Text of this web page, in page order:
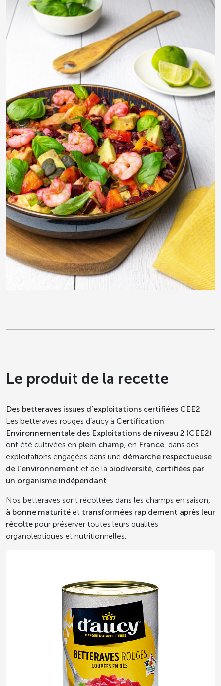
Le produit de la recette
Des betteraves issues d’exploitations certifiées CEE2
Les betteraves rouges d’aucy à Certification
Environnementale des Exploitations de niveau 2 (CEE2)
ont été cultivées en plein champ, en France, dans des
exploitations engagées dans une démarche respectueuse
de l’environnement et de la biodiversité, certifiées par
un organisme indépendant.
Nos betteraves sont récoltées dans les champs en saison,
à bonne maturité et transformées rapidement après leur
récolte pour préserver toutes leurs qualités
organoleptiques et nutritionnelles.